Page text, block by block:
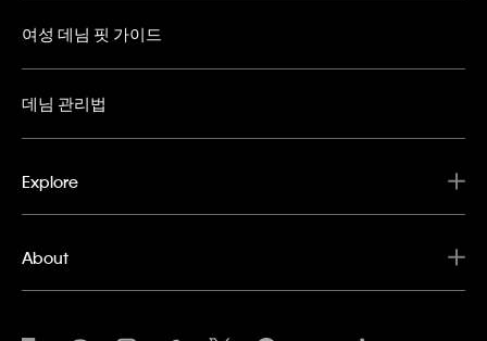
여성 데님 핏 가이드
데님 관리법
Explore
About